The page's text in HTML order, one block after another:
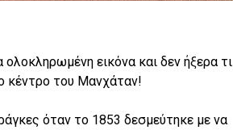
ολοκληρωμένη εικόνα και δεν ήξερα τι
κέντρο του Μανχάταν!
όταν το 1853 δεσμεύτηκε με να